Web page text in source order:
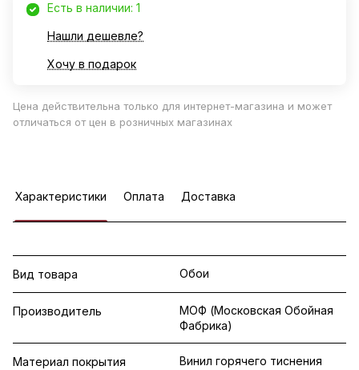
Есть в наличии: 1
Нашли дешевле?
Хочу в подарок
Цена действительна только для интернет-магазина и может
отличаться от цен в розничных магазинах
Характеристики Оплата Доставка
Вид товара Обои
Производитель
МОФ (Московская Обойная
Фабрика)
Материал покрытия Винил горячего тиснения